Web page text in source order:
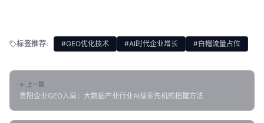
标签推荐: #GEO优化技术 #AI时代企业增长 #白帽流量占位
← 上一篇
贵阳企业GEO入局：大数据产业行业AI搜索先机的把握方法